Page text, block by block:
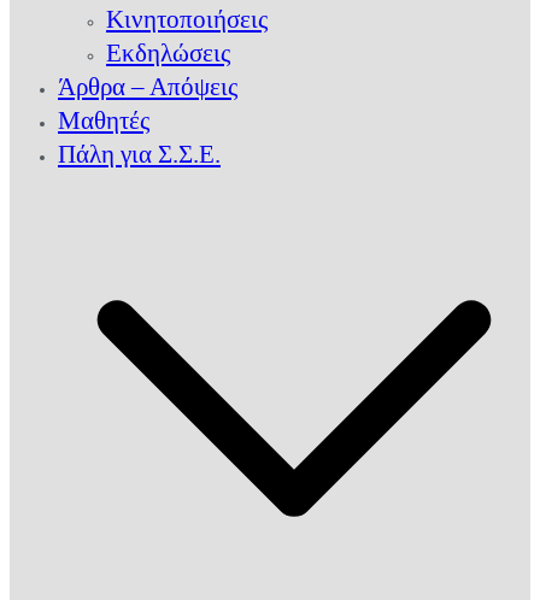
Κινητοποιήσεις
Εκδηλώσεις
Άρθρα – Απόψεις
Μαθητές
Πάλη για Σ.Σ.Ε.